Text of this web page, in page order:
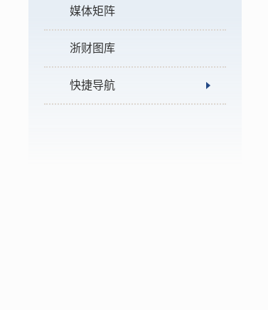
媒体矩阵
浙财图库
快捷导航